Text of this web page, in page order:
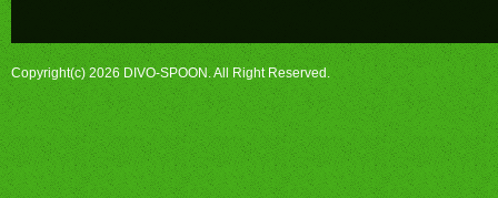
Copyright(c) 2026 DIVO-SPOON. All Right Reserved.